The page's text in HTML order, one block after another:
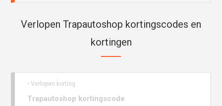
Verlopen Trapautoshop kortingscodes en
kortingen
• Verlopen korting
Trapautoshop kortingscode